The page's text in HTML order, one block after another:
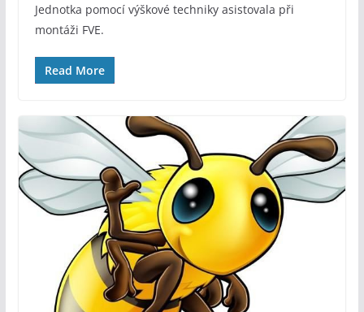
Jednotka pomocí výškové techniky asistovala při
montáži FVE.
Read More